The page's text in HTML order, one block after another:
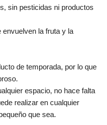
sin pesticidas ni productos
envuelven la fruta y la
de temporada, por lo que
espacio, no hace falta
realizar en cualquier
que sea.